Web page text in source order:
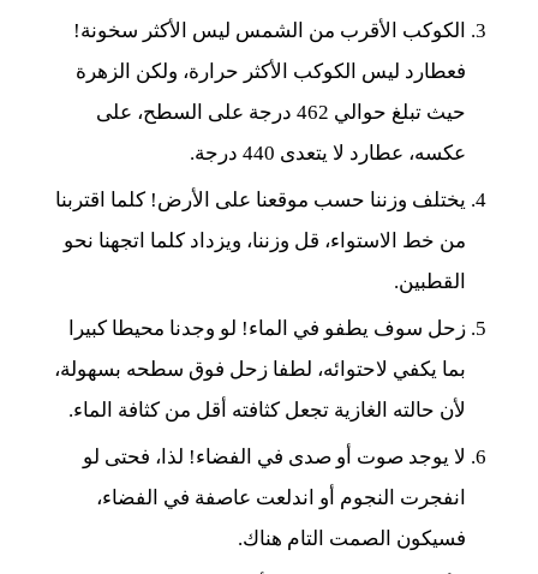
الكوكب الأقرب من الشمس ليس الأكثر سخونة!
فعطارد ليس الكوكب الأكثر حرارة، ولكن الزهرة
حيث تبلغ حوالي 462 درجة على السطح، على
عكسه، عطارد لا يتعدى 440 درجة.
يختلف وزننا حسب موقعنا على الأرض! كلما اقتربنا
من خط الاستواء، قل وزننا، ويزداد كلما اتجهنا نحو
القطبين.
زحل سوف يطفو في الماء! لو وجدنا محيطا كبيرا
بما يكفي لاحتوائه، لطفا زحل فوق سطحه بسهولة،
لأن حالته الغازية تجعل كثافته أقل من كثافة الماء.
لا يوجد صوت أو صدى في الفضاء! لذا، فحتى لو
انفجرت النجوم أو اندلعت عاصفة في الفضاء،
فسيكون الصمت التام هناك.